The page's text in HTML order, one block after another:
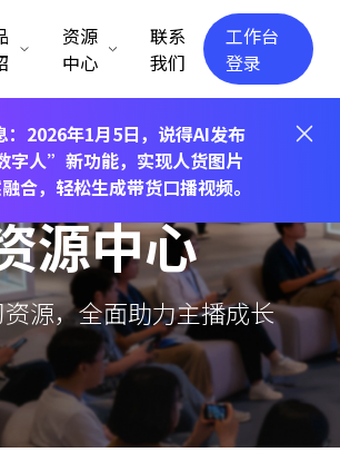
资源
中心
联系
我们
工作台
登录
：2026年1月5日，说得AI发布
字人”新功能，实现人货图片
合，轻松生成带货口播视频。
源中心
源，全面助力主播成长